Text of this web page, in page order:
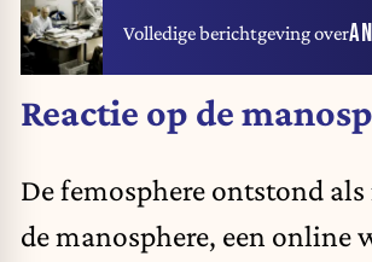
Volledige berichtgeving over
Reactie op de
De femosphere ontstond als
de manosphere, een online